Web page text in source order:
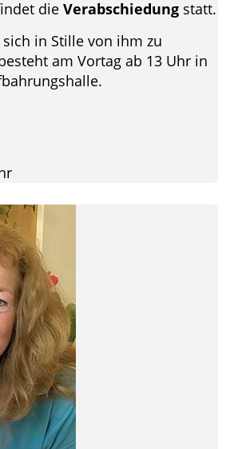
die Verabschiedung statt.
in Stille von ihm zu
am Vortag ab 13 Uhr in